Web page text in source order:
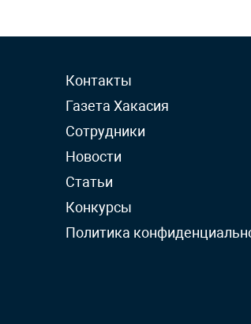
Контакты
Газета Хакасия
Сотрудники
Новости
Статьи
Конкурсы
Политика